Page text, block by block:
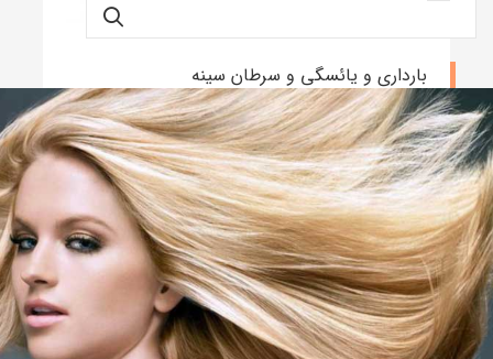
بارداری و یائسگی و سرطان سینه
نوشته admin